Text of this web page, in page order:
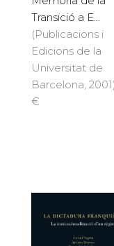
Transició a E...
(Publicacions i
Edicions de la
Universitat de
Barcelona, 2001)
€